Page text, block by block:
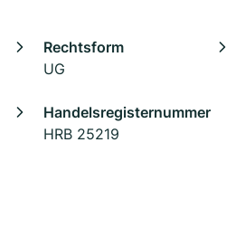
Rechtsform
UG
Handelsregisternummer
HRB 25219